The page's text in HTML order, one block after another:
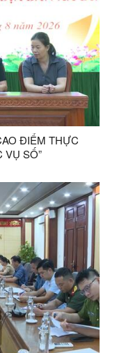
ĐIỂM THỰC
VỤ SỐ”